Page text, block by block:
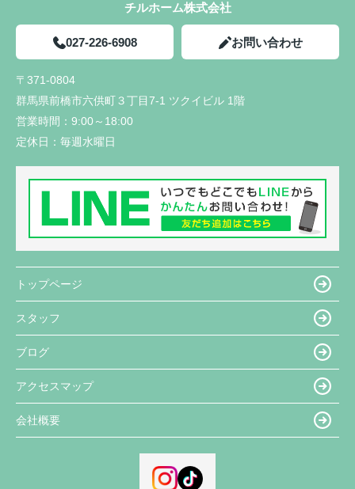
チルホーム株式会社
027-226-6908 お問い合わせ
〒371-0804
群馬県前橋市六供町３丁目7-1 ツクイビル 1階
営業時間： 9:00～18:00
定休日： 毎週水曜日
トップページ
スタッフ
ブログ
アクセスマップ
会社概要